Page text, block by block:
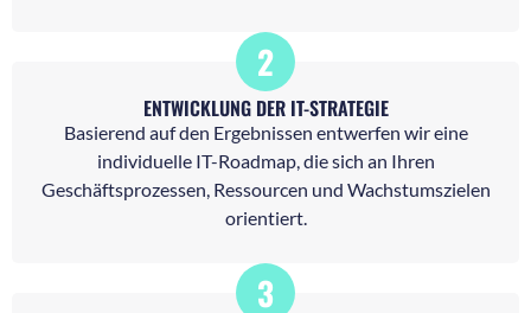
2
ENTWICKLUNG DER IT-STRATEGIE
Basierend auf den Ergebnissen entwerfen wir eine
individuelle IT-Roadmap, die sich an Ihren
Geschäftsprozessen, Ressourcen und Wachstumszielen
orientiert.
3